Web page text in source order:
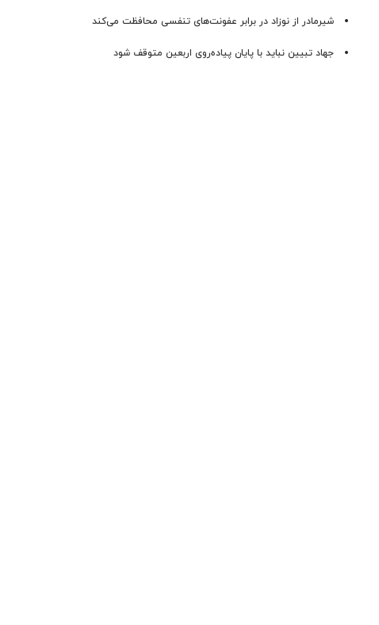
شیرمادر از نوزاد در برابر عفونت‌های تنفسی محافظت می‌کند
جهاد تبیین نباید با پایان پیاده‌روی اربعین متوقف شود